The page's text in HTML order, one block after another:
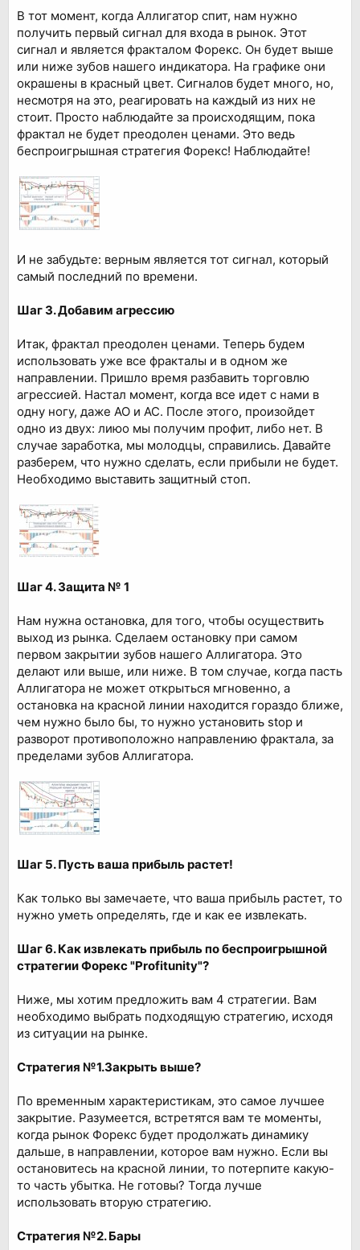
В тот момент, когда Аллигатор спит, нам нужно
получить первый сигнал для входа в рынок. Этот
сигнал и является фракталом Форекс. Он будет выше
или ниже зубов нашего индикатора. На графике они
окрашены в красный цвет. Сигналов будет много, но,
несмотря на это, реагировать на каждый из них не
стоит. Просто наблюдайте за происходящим, пока
фрактал не будет преодолен ценами. Это ведь
беспроигрышная стратегия Форекс! Наблюдайте!
И не забудьте: верным является тот сигнал, который
самый последний по времени.
Шаг 3. Добавим агрессию
Итак, фрактал преодолен ценами. Теперь будем
использовать уже все фракталы и в одном же
направлении. Пришло время разбавить торговлю
агрессией. Настал момент, когда все идет с нами в
одну ногу, даже АО и АС. После этого, произойдет
одно из двух: лиюо мы получим профит, либо нет. В
случае заработка, мы молодцы, справились. Давайте
разберем, что нужно сделать, если прибыли не будет.
Необходимо выставить защитный стоп.
Шаг 4. Защита № 1
Нам нужна остановка, для того, чтобы осуществить
выход из рынка. Сделаем остановку при самом
первом закрытии зубов нашего Аллигатора. Это
делают или выше, или ниже. В том случае, когда пасть
Аллигатора не может открыться мгновенно, а
остановка на красной линии находится гораздо ближе,
чем нужно было бы, то нужно установить stop и
разворот противоположно направлению фрактала, за
пределами зубов Аллигатора.
Шаг 5. Пусть ваша прибыль растет!
Как только вы замечаете, что ваша прибыль растет, то
нужно уметь определять, где и как ее извлекать.
Шаг 6. Как извлекать прибыль по беспроигрышной
стратегии Форекс "Profitunity"?
Ниже, мы хотим предложить вам 4 стратегии. Вам
необходимо выбрать подходящую стратегию, исходя
из ситуации на рынке.
Стратегия №1.Закрыть выше?
По временным характеристикам, это самое лучшее
закрытие. Разумеется, встретятся вам те моменты,
когда рынок Форекс будет продолжать динамику
дальше, в направлении, которое вам нужно. Если вы
остановитесь на красной линии, то потерпите какую-
то часть убытка. Не готовы? Тогда лучше
использовать вторую стратегию.
Стратегия №2. Бары